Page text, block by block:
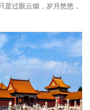
过眼云烟，岁月悠悠，